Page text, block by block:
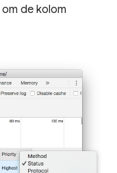
om de kolom